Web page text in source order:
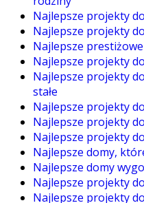
Najlepsze projekty
Najlepsze projekty
Najlepsze
Najlepsze projekty
Najlepsze projekty
stałe
Najlepsze projekty
Najlepsze projekty
Najlepsze projekty
Najlepsze domy,
Najlepsze domy
Najlepsze projekty
Najlepsze projekty